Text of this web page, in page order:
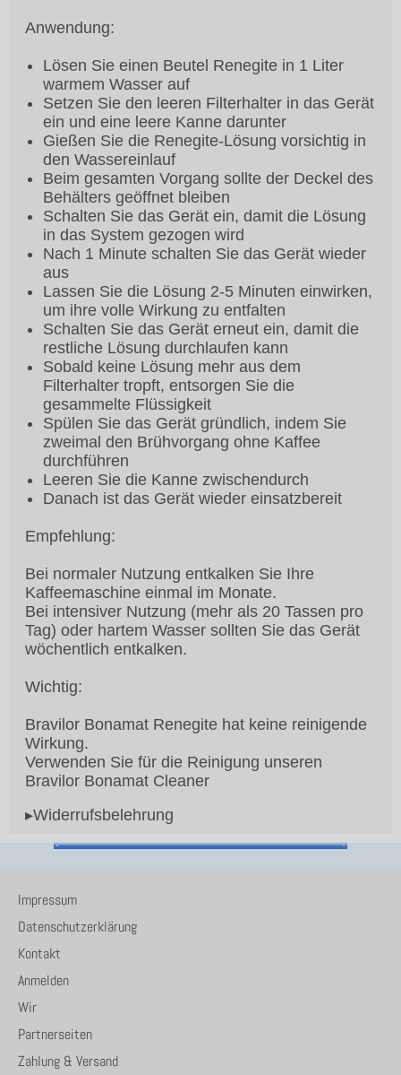
Anwendung:
Lösen Sie einen Beutel Renegite in 1 Liter
warmem Wasser auf
Setzen Sie den leeren Filterhalter in das Gerät
ein und eine leere Kanne darunter
Gießen Sie die Renegite-Lösung vorsichtig in
den Wassereinlauf
Beim gesamten Vorgang sollte der Deckel des
Behälters geöffnet bleiben
Schalten Sie das Gerät ein, damit die Lösung
in das System gezogen wird
Nach 1 Minute schalten Sie das Gerät wieder
aus
Lassen Sie die Lösung 2-5 Minuten einwirken,
um ihre volle Wirkung zu entfalten
Schalten Sie das Gerät erneut ein, damit die
restliche Lösung durchlaufen kann
Sobald keine Lösung mehr aus dem
Filterhalter tropft, entsorgen Sie die
gesammelte Flüssigkeit
Spülen Sie das Gerät gründlich, indem Sie
zweimal den Brühvorgang ohne Kaffee
durchführen
Leeren Sie die Kanne zwischendurch
Danach ist das Gerät wieder einsatzbereit
Empfehlung:
Bei normaler Nutzung entkalken Sie Ihre
Kaffeemaschine einmal im Monate.
Bei intensiver Nutzung (mehr als 20 Tassen pro
Tag) oder hartem Wasser sollten Sie das Gerät
wöchentlich entkalken.
Wichtig:
Bravilor Bonamat Renegite hat keine reinigende
Wirkung.
Verwenden Sie für die Reinigung unseren
Bravilor Bonamat Cleaner
▸Widerrufsbelehrung
Impressum
Datenschutzerklärung
Kontakt
Anmelden
Wir
Partnerseiten
Zahlung & Versand